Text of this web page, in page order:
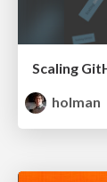
Scaling
holman